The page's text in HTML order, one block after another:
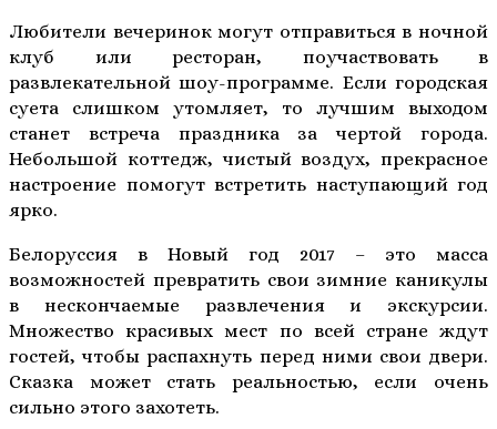
Любители вечеринок могут отправиться в ночной
клуб или ресторан, поучаствовать в
развлекательной шоу-программе. Если городская
суета слишком утомляет, то лучшим выходом
станет встреча праздника за чертой города.
Небольшой коттедж, чистый воздух, прекрасное
настроение помогут встретить наступающий год
ярко.
Белоруссия в Новый год 2017 – это масса
возможностей превратить свои зимние каникулы
в нескончаемые развлечения и экскурсии.
Множество красивых мест по всей стране ждут
гостей, чтобы распахнуть перед ними свои двери.
Сказка может стать реальностью, если очень
сильно этого захотеть.